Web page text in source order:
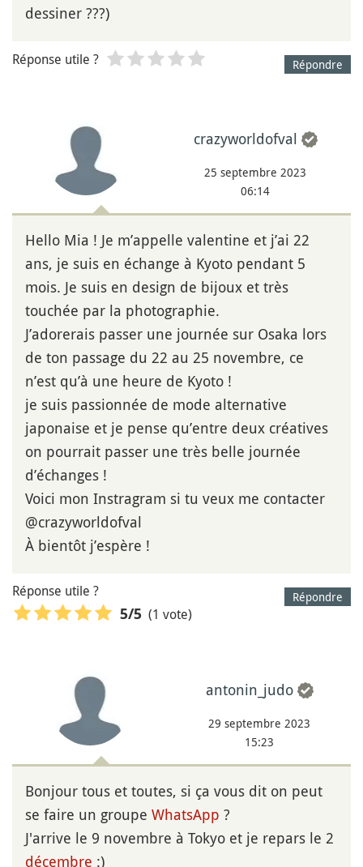
dessiner ???)
Répondre
Réponse utile ?
crazyworldofval
25 septembre 2023
06:14
Hello Mia ! Je m’appelle valentine et j’ai 22
ans, je suis en échange à Kyoto pendant 5
mois. Je suis en design de bijoux et très
touchée par la photographie.
J’adorerais passer une journée sur Osaka lors
de ton passage du 22 au 25 novembre, ce
n’est qu’à une heure de Kyoto !
je suis passionnée de mode alternative
japonaise et je pense qu’entre deux créatives
on pourrait passer une très belle journée
d’échanges !
Voici mon Instragram si tu veux me contacter
@crazyworldofval
À bientôt j’espère !
Répondre
Réponse utile ?
5/5 (1 vote)
antonin_judo
29 septembre 2023
15:23
Bonjour tous et toutes, si ça vous dit on peut
se faire un groupe WhatsApp ?
J'arrive le 9 novembre à Tokyo et je repars le 2
décembre :)